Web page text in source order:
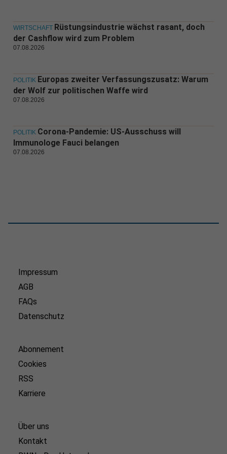
WIRTSCHAFT Rüstungsindustrie wächst rasant, doch
der Cashflow wird zum Problem
07.08.2026
POLITIK Europas zweiter Verfassungszusatz: Warum
der Wolf zur politischen Waffe wird
07.08.2026
POLITIK Corona-Pandemie: US-Ausschuss will
Immunologe Fauci belangen
07.08.2026
Impressum
AGB
FAQs
Datenschutz
Abonnement
Cookies
RSS
Karriere
Über uns
Kontakt